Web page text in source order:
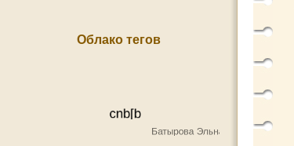
Облако тегов